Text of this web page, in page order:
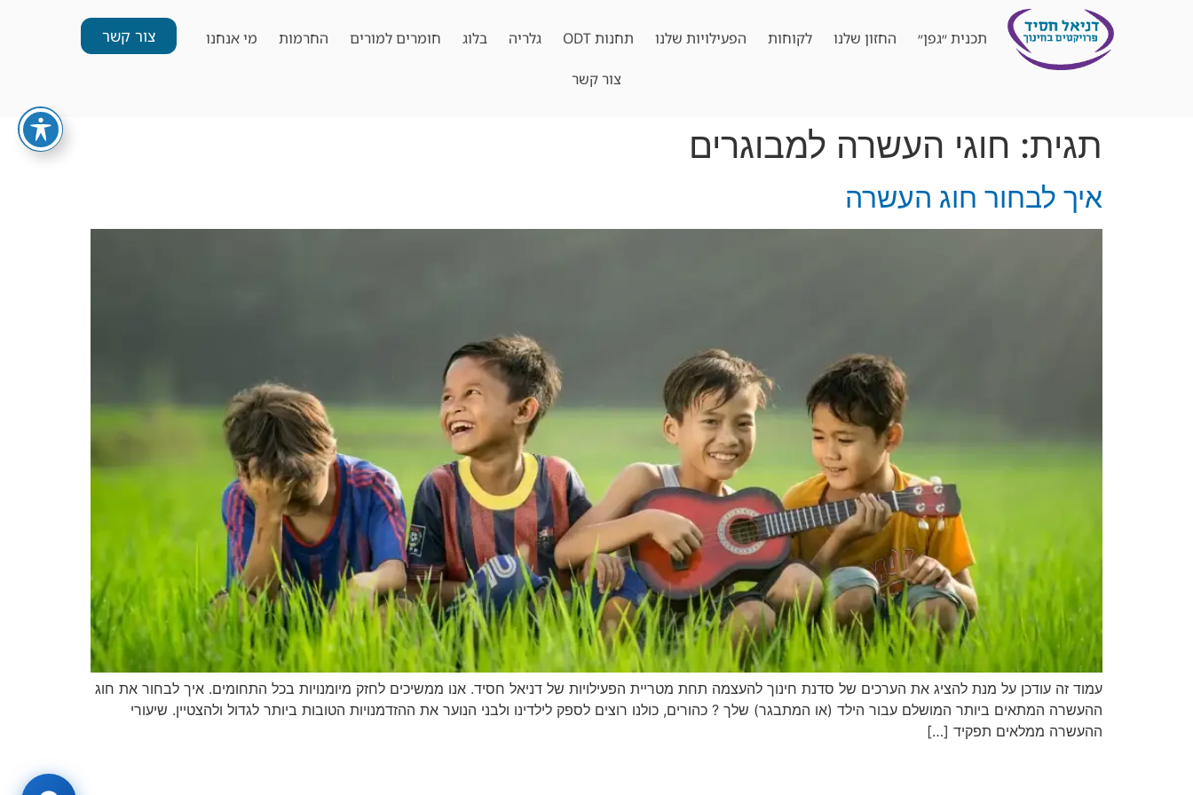
תכנית ״גפן״ החזון שלנו לקוחות הפעילויות שלנו תחנות ODT גלריה בלוג חומרים למורים החרמות מי אנחנו
צור קשר
צור קשר
תגית: חוגי העשרה למבוגרים
איך לבחור חוג העשרה
עמוד זה עודכן על מנת להציג את הערכים של סדנת חינוך להעצמה תחת מטריית הפעילויות של דניאל חסיד. אנו ממשיכים לחזק מיומנויות בכל התחומים. איך לבחור את חוג
ההעשרה המתאים ביותר המושלם עבור הילד (או המתבגר) שלך ? כהורים, כולנו רוצים לספק לילדינו ולבני הנוער את ההזדמנויות הטובות ביותר לגדול ולהצטיין. שיעורי
ההעשרה ממלאים תפקיד […]